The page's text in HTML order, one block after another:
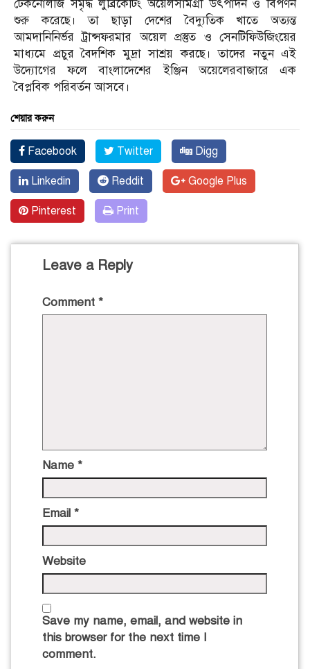
টেকনোলজি সমৃদ্ধ লুব্রিকেটিং অয়েলসামগ্রী উৎপাদন ও বিপণন
শুরু করেছে। তা ছাড়া দেশের বৈদ্যুতিক খাতে অত্যন্ত
আমদানিনির্ভর ট্রান্সফরমার অয়েল প্রস্তুত ও সেনটিফিউজিংয়ের
মাধ্যমে প্রচুর বৈদশিক মুদ্রা সাশ্রয় করছে। তাদের নতুন এই
উদ্যোগের ফলে বাংলাদেশের ইঞ্জিন অয়েলেরবাজারে এক
বৈপ্লবিক পরিবর্তন আসবে।
শেয়ার করুন
Facebook Twitter Digg
Linkedin Reddit Google Plus
Pinterest Print
Leave a Reply
Comment *
Name *
Email *
Website
Save my name, email, and website in
this browser for the next time I
comment.